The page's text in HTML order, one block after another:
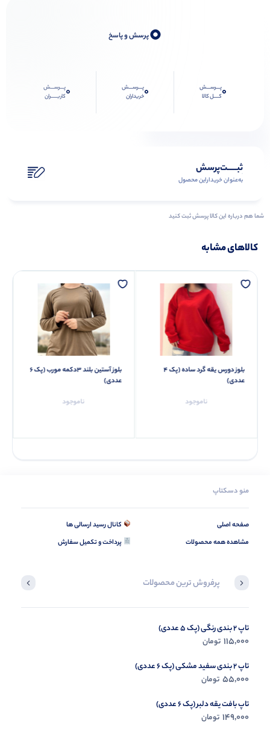
0پرسش و پاسخ
0پـــرســـش
کــــل کالا
0پـــرســـش
خریداران
0پـــرســـش
کاربـــــران
ثبـــــت‌پرسش
به‌عنوان ‌خریدار‌این‌ محصول
شما هم درباره این کالا پرسش ثبت کنید
کالاهای مشابه
بلوز دورس یقه گرد ساده (پک 4
عددی)
ناموجود
بلوز آستین بلند ۳دکمه مورب (پک 6
عددی)
ناموجود
منو دسکتاپ
صفحه اصلی
مشاهده همه محصولات
کانال رسید ارسالی ها
پرداخت و تکمیل سفارش
پرفروش ترین محصولات
تاپ 2 بندی رنگی (پک 5 عددی)
115,000 تومان
تاپ 2 بندی سفید مشکی (پک 6 عددی)
55,000 تومان
تاپ بافت یقه دلبر (پک 6 عددی)
149,000 تومان
بلوز جلو دوخت(پک 4 عددی)
123,000 تومان